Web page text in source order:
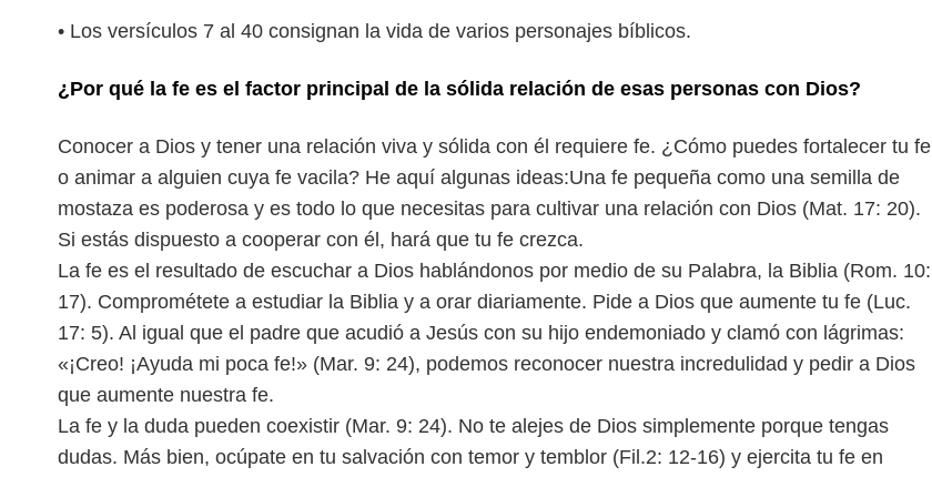
• Los versículos 7 al 40 consignan la vida de varios personajes bíblicos.
¿Por qué la fe es el factor principal de la sólida relación de esas personas con Dios?
Conocer a Dios y tener una relación viva y sólida con él requiere fe. ¿Cómo puedes fortalecer tu fe
o animar a alguien cuya fe vacila? He aquí algunas ideas:Una fe pequeña como una semilla de
mostaza es poderosa y es todo lo que necesitas para cultivar una relación con Dios (Mat. 17: 20).
Si estás dispuesto a cooperar con él, hará que tu fe crezca.
La fe es el resultado de escuchar a Dios hablándonos por medio de su Palabra, la Biblia (Rom. 10:
17). Comprométete a estudiar la Biblia y a orar diariamente. Pide a Dios que aumente tu fe (Luc.
17: 5). Al igual que el padre que acudió a Jesús con su hijo endemoniado y clamó con lágrimas:
«¡Creo! ¡Ayuda mi poca fe!» (Mar. 9: 24), podemos reconocer nuestra incredulidad y pedir a Dios
que aumente nuestra fe.
La fe y la duda pueden coexistir (Mar. 9: 24). No te alejes de Dios simplemente porque tengas
dudas. Más bien, ocúpate en tu salvación con temor y temblor (Fil.2: 12-16) y ejercita tu fe en